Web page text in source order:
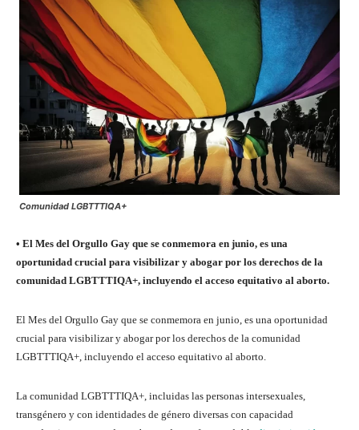
Comunidad LGBTTTIQA+
• El Mes del Orgullo Gay que se conmemora en junio, es una
oportunidad crucial para visibilizar y abogar por los derechos de la
comunidad LGBTTTIQA+, incluyendo el acceso equitativo al aborto.
El Mes del Orgullo Gay que se conmemora en junio, es una oportunidad
crucial para visibilizar y abogar por los derechos de la comunidad
LGBTTTIQA+, incluyendo el acceso equitativo al aborto.
La comunidad LGBTTTIQA+, incluidas las personas intersexuales,
transgénero y con identidades de género diversas con capacidad